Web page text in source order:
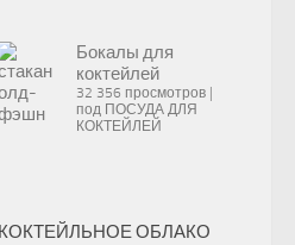
Бокалы для
коктейлей
32 356 просмотров
под ПОСУДА ДЛЯ
КОКТЕЙЛЕЙ
КОКТЕЙЛЬНОЕ ОБЛАКО